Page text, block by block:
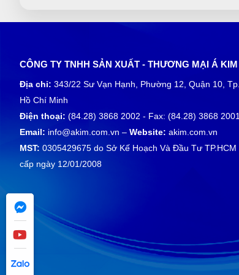
CÔNG TY TNHH SẢN XUẤT - THƯƠNG MẠI Á KIM
Địa chỉ: 343/22 Sư Vạn Hạnh, Phường 12, Quận 10, Tp.
Hồ Chí Minh
Điện thoại: (84.28) 3868 2002 - Fax: (84.28) 3868 2001
Email: info@akim.com.vn – Website: akim.com.vn
MST: 0305429675 do Sở Kế Hoạch Và Đầu Tư TP.HCM
cấp ngày 12/01/2008